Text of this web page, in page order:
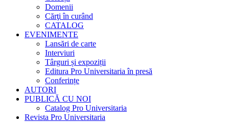
Domenii
Cărţi în curând
CATALOG
EVENIMENTE
Lansări de carte
Interviuri
Târguri și expoziții
Editura Pro Universitaria în presă
Conferințe
AUTORI
PUBLICĂ CU NOI
Catalog Pro Universitaria
Revista Pro Universitaria